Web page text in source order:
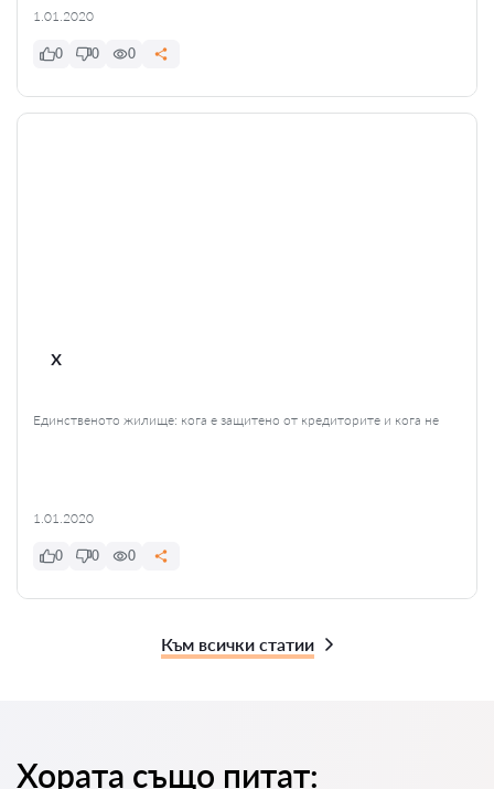
1.01.2020
0 0 0
x
Единственото жилище: кога е защитено от кредиторите и кога не
1.01.2020
0 0 0
Към всички статии
Хората също питат: